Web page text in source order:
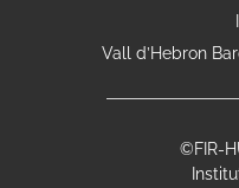
Vall d’Hebron
©FIR-